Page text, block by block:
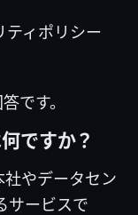
ティポリシー
です。
ですか？
やデータセン
サービスで